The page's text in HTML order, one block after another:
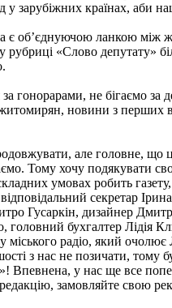
у зарубіжних країнах, аби
є об’єднуючою ланкою між
рубриці «Слово депутату»
гонорарами, не бігаємо за
новини з перших
але головне, що
Тому хочу подякувати
умовах робить
секретар
Гусаркін, дизайнер
головний бухгалтер Лідія
міського радіо, який
з нас не позичати, тому
Впевнена, у нас ще все
замовляйте свою